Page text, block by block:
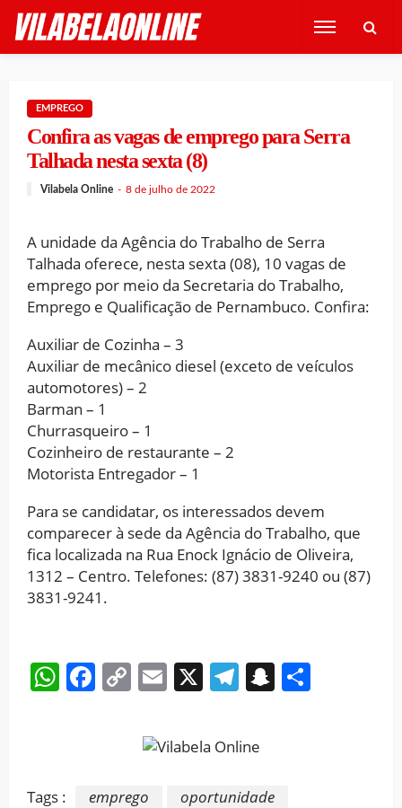
EMPREGO
Confira as vagas de emprego para Serra
Talhada nesta sexta (8)
Vilabela Online 8 de julho de 2022
A unidade da Agência do Trabalho de Serra
Talhada oferece, nesta sexta (08), 10 vagas de
emprego por meio da Secretaria do Trabalho,
Emprego e Qualificação de Pernambuco. Confira:
Auxiliar de Cozinha – 3
Auxiliar de mecânico diesel (exceto de veículos
automotores) – 2
Barman – 1
Churrasqueiro – 1
Cozinheiro de restaurante – 2
Motorista Entregador – 1
Para se candidatar, os interessados devem
comparecer à sede da Agência do Trabalho, que
fica localizada na Rua Enock Ignácio de Oliveira,
1312 – Centro. Telefones: (87) 3831-9240 ou (87)
3831-9241.
WhatsApp
Facebook
CopyEmail
X Telegram
Snapchat
Tags : emprego
oportunidade